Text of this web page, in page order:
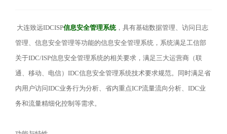
大连致远IDCISP信息安全管理系统，具有基础数据管理、访问日志
管理、信息安全管理等功能的信息安全管理系统，系统满足工信部
关于IDC/ISP信息安全管理系统的相关要求，满足三大运营商（联
通、移动、电信）IDC信息安全管理系统技术要求规范。同时满足省
内用户访问IDC业务行为分析、省内重点ICP流量流向分析、IDC业
务和流量精细化控制等需求。